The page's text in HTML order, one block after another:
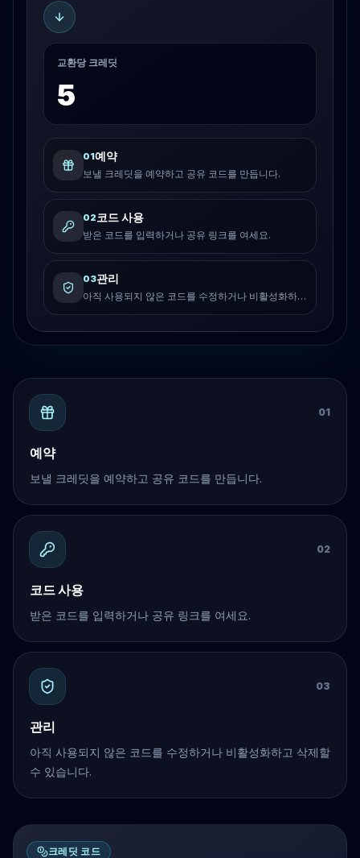
교환당 크레딧
5
01예약
보낼 크레딧을 예약하고 공유 코드를 만듭니다.
02 코드 사용
받은 코드를 입력하거나 공유 링크를 여세요.
03관리
아직 사용되지 않은 코드를 수정하거나 비활성화하
고 삭제할 수 있습니다.
01
예약
보낼 크레딧을 예약하고 공유 코드를 만듭니다.
02
코드 사용
받은 코드를 입력하거나 공유 링크를 여세요.
03
관리
아직 사용되지 않은 코드를 수정하거나 비활성화하고 삭제할
수 있습니다.
크레딧 코드